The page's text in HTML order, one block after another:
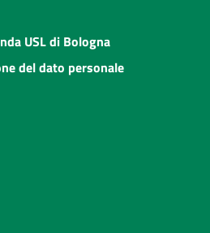
USL di Bologna
del dato personale